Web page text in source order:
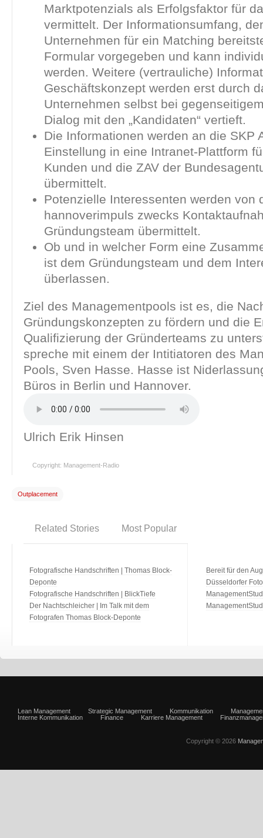
Marktpotenzials als Erfolgsfaktor für
vermittelt. Der Informationsumfang,
Unternehmen für ein Matching
Formular vorgegeben und kann
werden. Weitere (vertrauliche)
Geschäftskonzept werden erst durch
Unternehmen selbst bei
Dialog mit den „Kandidaten“ vertieft.
Die Informationen werden an die SKP
Einstellung in eine Intranet-Plattform
Kunden und die ZAV der
übermittelt.
Potenzielle Interessenten werden von
hannoverimpuls zwecks
Gründungsteam übermittelt.
Ob und in welcher Form eine
ist dem Gründungsteam und dem
überlassen.
Ziel des Managementpools ist es, die
Gründungskonzepten zu fördern und die
Qualifizierung der Gründerteams zu
spreche mit einem der Intitiatoren des
Pools, Sven Hasse. Hasse ist
Büros in Berlin und Hannover.
Ulrich Erik Hinsen
Copyright: Management-Radio
Outplacement
Related Stories Most Popular
Fotografische Handschriften | Thomas Block-
Deponte
Fotografische Handschriften | BlickTiefe
Der Nachtschleicher | Im Talk mit dem
Fotografen Thomas Block-Deponte
Bereit für den
Düsseldorfer
Lean Management Strategic Management Kommunikation
Interne Kommunikation
Finance Karriere Management
Copyright © 2026